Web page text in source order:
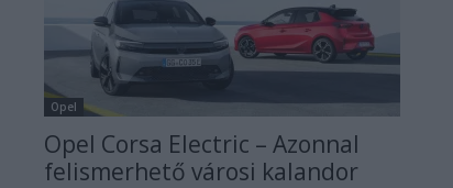
Opel
Opel Corsa Electric – Azonnal
felismerhető városi kalandor